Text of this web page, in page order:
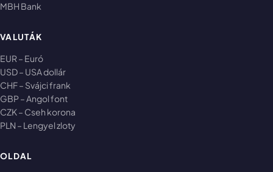
MBH Bank
VALUTÁK
EUR – Euró
USD – USA dollár
CHF – Svájci frank
GBP – Angol font
CZK – Cseh korona
PLN – Lengyel zloty
OLDAL